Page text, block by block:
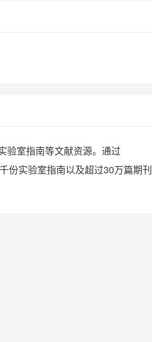
验室指南等文献资源。通过
份实验室指南以及超过30万篇期刊